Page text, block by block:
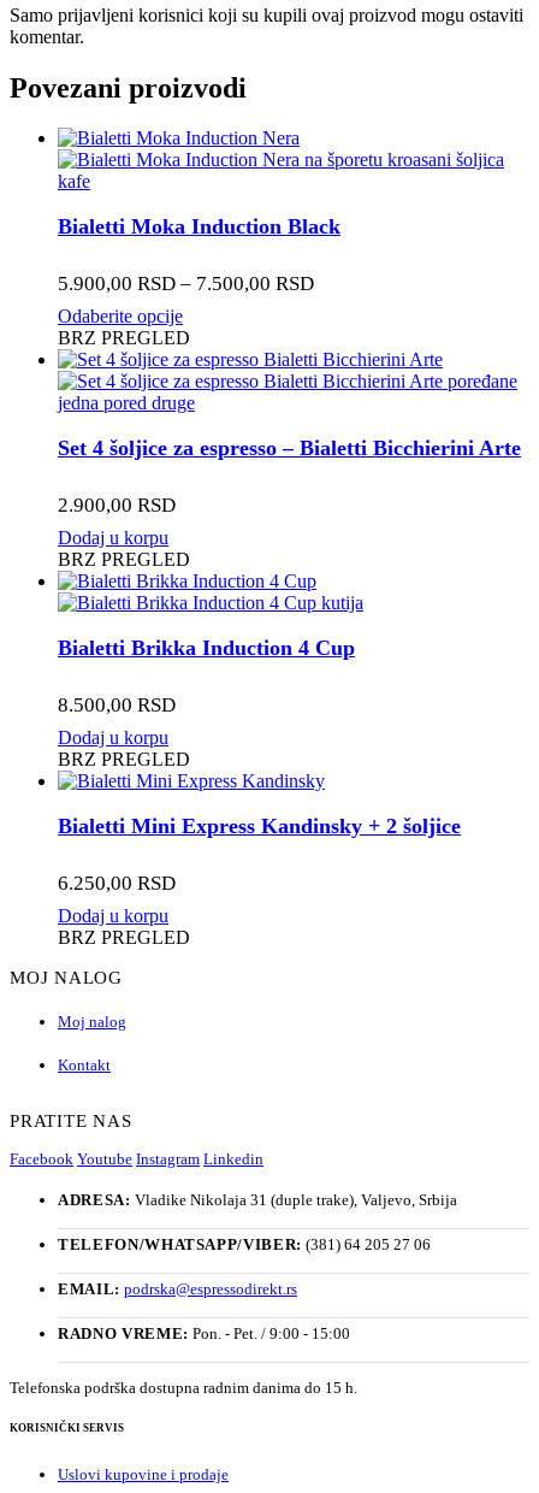
Samo prijavljeni korisnici koji su kupili ovaj proizvod mogu ostaviti
komentar.
Povezani proizvodi
Bialetti Moka Induction Black
5.900,00 RSD – 7.500,00 RSDRaspon
5.900,00 RSD
do
Odaberite opcijeOvaj
proizvod
ima
više
varijanti.
mogu
proizvoda.
BRZ PREGLED
Set 4 šoljice za espresso – Bialetti Bicchierini Arte
2.900,00 RSD
Dodaj u korpu
BRZ PREGLED
Bialetti Brikka Induction 4 Cup
8.500,00 RSD
Dodaj u korpu
BRZ PREGLED
Bialetti Mini Express Kandinsky + 2 šoljice
6.250,00 RSD
Dodaj u korpu
BRZ PREGLED
MOJ NALOG
Moj nalog
Kontakt
PRATITE NAS
Facebook Youtube Instagram Linkedin
ADRESA: Vladike Nikolaja 31 (duple trake), Valjevo, Srbija
TELEFON/WHATSAPP/VIBER: (381) 64 205 27 06
EMAIL: podrska@espressodirekt.rs
RADNO VREME: Pon. - Pet. / 9:00 - 15:00
Telefonska podrška dostupna radnim danima do 15 h.
KORISNIČKI SERVIS
Uslovi kupovine i prodaje